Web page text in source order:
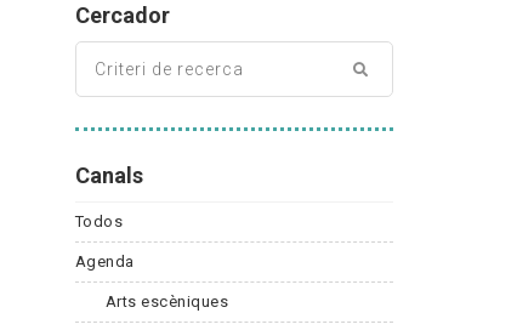
Cercador
Canals
Todos
Agenda
Arts escèniques